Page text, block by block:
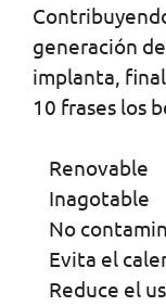
generación
implanta,
10 frases los
Renovable
Inagotable
No
Evita el
Reduce el